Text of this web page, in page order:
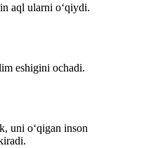
aql ularni o‘qiydi.
eshigini ochadi.
uni o‘qigan inson